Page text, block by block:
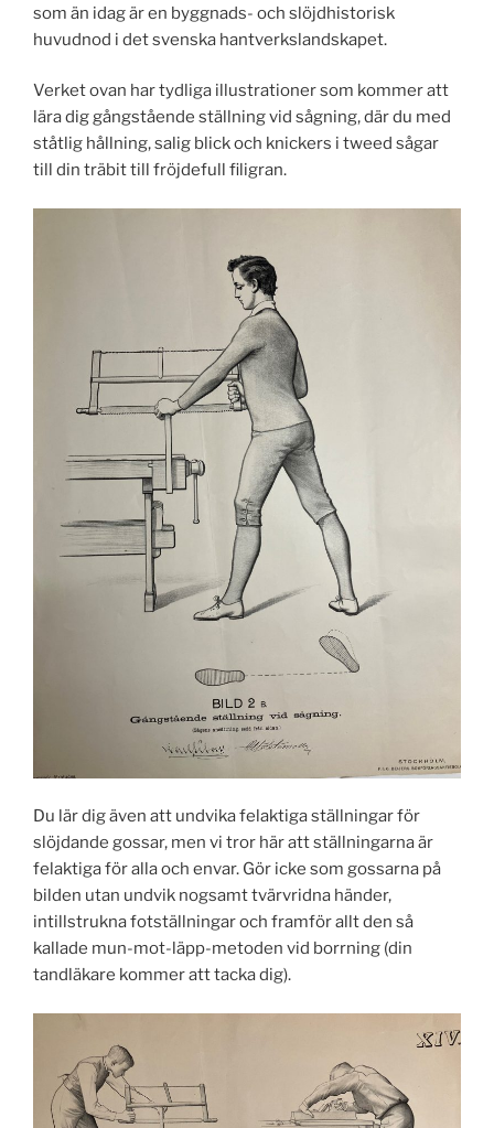
som än idag är en byggnads- och slöjdhistorisk
huvudnod i det svenska hantverkslandskapet.
Verket ovan har tydliga illustrationer som kommer att
lära dig gångstående ställning vid sågning, där du med
ståtlig hållning, salig blick och knickers i tweed sågar
till din träbit till fröjdefull filigran.
Du lär dig även att undvika felaktiga ställningar för
slöjdande gossar, men vi tror här att ställningarna är
felaktiga för alla och envar. Gör icke som gossarna på
bilden utan undvik nogsamt tvärvridna händer,
intillstrukna fotställningar och framför allt den så
kallade mun-mot-läpp-metoden vid borrning (din
tandläkare kommer att tacka dig).